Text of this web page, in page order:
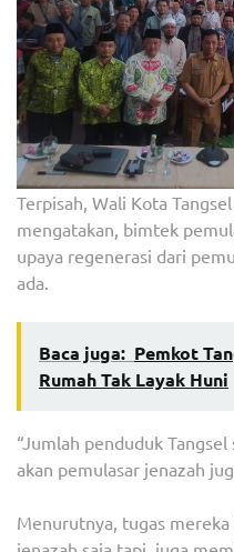
Terpisah, Wali Kota
mengatakan, bimtek
upaya regenerasi dari
ada.
Baca juga: Pemkot
Rumah Tak Layak Huni
“Jumlah penduduk
akan pemulasar jenazah
Menurutnya, tugas